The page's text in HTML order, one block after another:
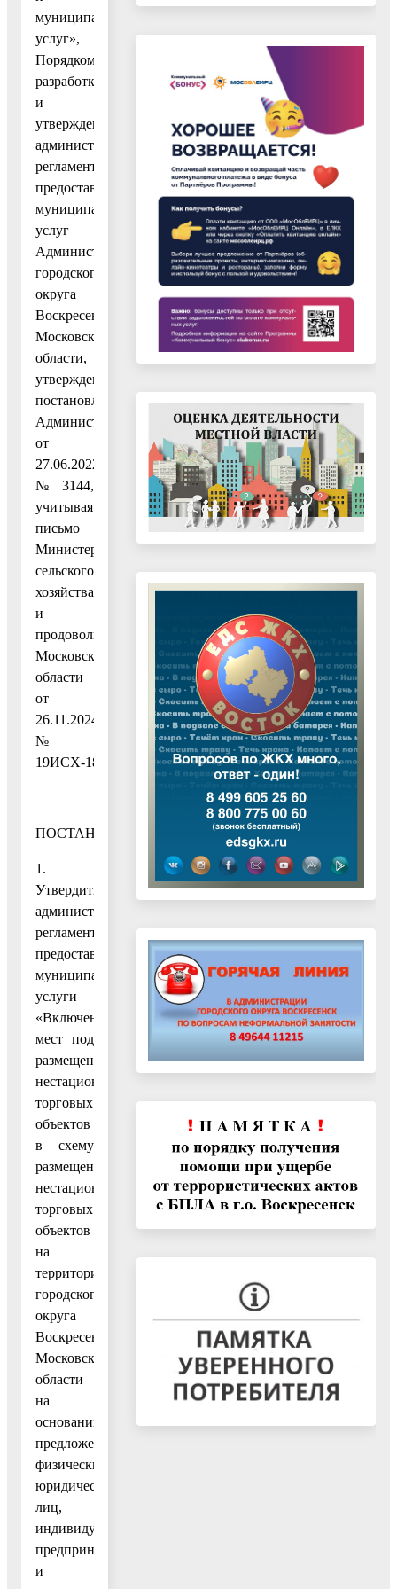
муниципальных
услуг»,
Порядком
разработки
и
утверждения
административных
регламентов
предоставления
муниципальных
услуг
Администрации
городского
округа
Воскресенск
Московской
области,
утвержденным
постановлением
Администрации
от
27.06.2022
№ 3144,
учитывая
письмо
Министерства
сельского
хозяйства
и
продовольствия
Московской
области
от
26.11.2024
№
19ИСХ-18744,
ПОСТАНОВЛЯЮ:
1.
Утвердить
административный
регламент
предоставления
муниципальной
услуги
«Включение
мест под
размещение
нестационарных
торговых
объектов
в схему
размещения
нестационарных
торговых
объектов
на
территории
городского
округа
Воскресенск
Московской
области
на
основании
предложений
физических,
юридических
лиц,
индивидуальных
предпринимателей
и